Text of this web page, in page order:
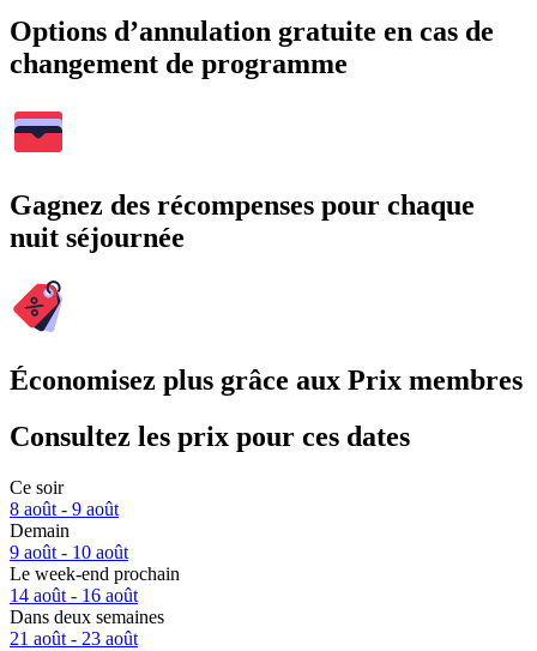
Options d’annulation gratuite en cas de
changement de programme
Gagnez des récompenses pour chaque
nuit séjournée
Économisez plus grâce aux Prix membres
Consultez les prix pour ces dates
Ce soir
8 août - 9 août
Demain
9 août - 10 août
Le week-end prochain
14 août - 16 août
Dans deux semaines
21 août - 23 août